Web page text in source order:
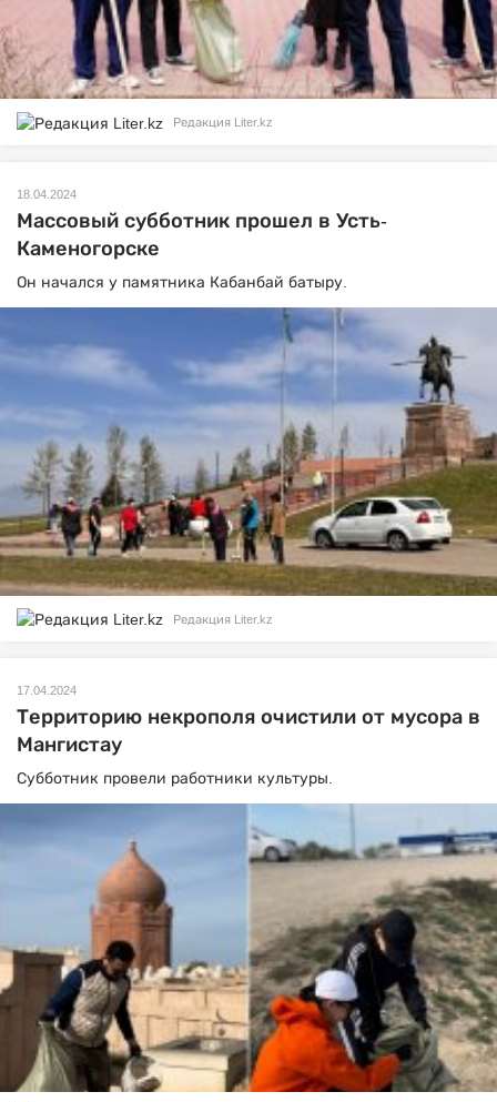
Редакция Liter.kz
18.04.2024
Массовый субботник прошел в Усть-
Каменогорске
Он начался у памятника Кабанбай батыру.
Редакция Liter.kz
17.04.2024
Территорию некрополя очистили от мусора в
Мангистау
Субботник провели работники культуры.